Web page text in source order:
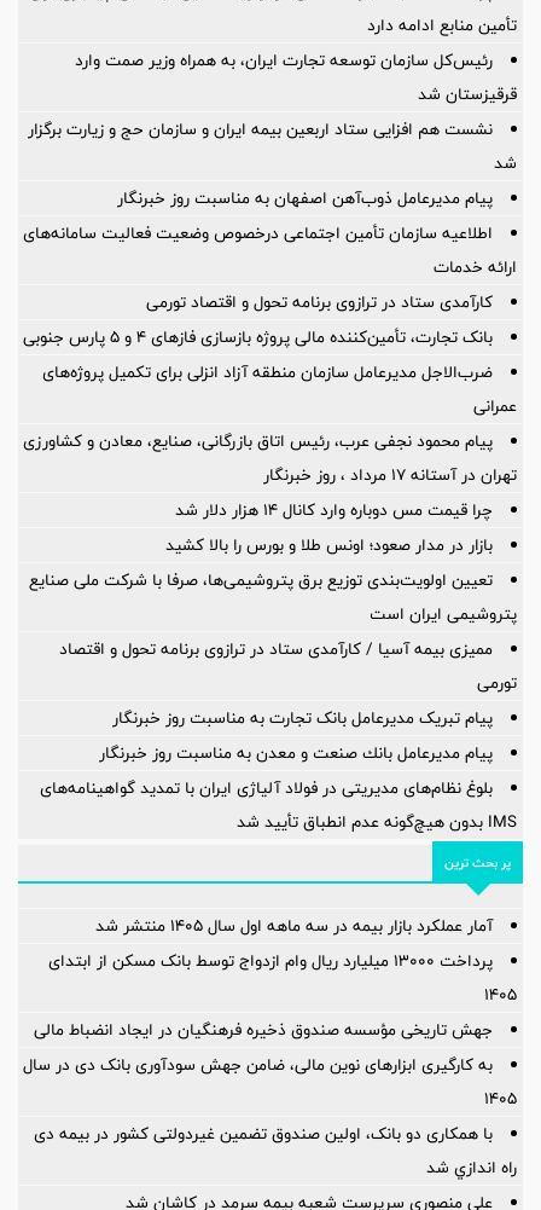
تأمین منابع ادامه دارد
رئیس‌کل سازمان توسعه تجارت ایران، به همراه وزیر صمت وارد
قرقیزستان شد
نشست هم افزایی ستاد اربعین بیمه ایران و سازمان حج و زیارت برگزار
شد
پیام مدیرعامل ذوب‌آهن اصفهان به مناسبت روز خبرنگار
اطلاعیه سازمان تأمین اجتماعی درخصوص وضعیت فعالیت سامانه‌های
ارائه خدمات
کارآمدی ستاد در ترازوی برنامه تحول و اقتصاد تورمی
بانک تجارت، تأمین‌کننده مالی پروژه بازسازی فازهای ۴ و ۵ پارس جنوبی
ضرب‌الاجل مدیرعامل سازمان منطقه آزاد انزلی برای تكمیل پروژه‌های
عمرانی
پیام محمود نجفی عرب، رئیس اتاق بازرگانی، صنایع، معادن و کشاورزی
تهران در آستانه 17 مرداد ، روز خبرنگار
چرا قیمت مس دوباره وارد کانال ۱۴ هزار دلار شد
بازار در مدار صعود؛ اونس طلا و بورس را بالا کشید
تعیین اولویت‌بندی توزیع برق پتروشیمی‌ها، صرفا با شرکت ملی صنایع
پتروشیمی ایران است
ممیزی بیمه آسیا / کارآمدی ستاد در ترازوی برنامه تحول و اقتصاد
تورمی
پیام تبریک مدیرعامل بانک تجارت به مناسبت روز خبرنگار
پیام مدیرعامل بانك صنعت و معدن به مناسبت روز خبرنگار
بلوغ نظام‌های مدیریتی در فولاد آلیاژی ایران با تمدید گواهینامه‌های
IMS بدون هیچ‌گونه عدم انطباق تأیید شد
پر بحث ترین
آمار عملكرد بازار بیمه در سه ماهه اول سال 1405 منتشر شد
پرداخت ۱۳۰۰۰ میلیارد ریال وام ازدواج توسط بانک مسکن از ابتدای
۱۴۰۵
جهش تاریخی مؤسسه صندوق ذخیره فرهنگیان در ایجاد انضباط مالی
به کارگیری ابزارهای نوین مالی، ضامن جهش سودآوری بانک دی در سال
۱۴۰۵
با همکاری دو بانک، اولین صندوق تضمین غیردولتی کشور در بیمه دی
راه اندازي شد
علی منصوری سرپرست شعبه بیمه سرمد در کاشان شد